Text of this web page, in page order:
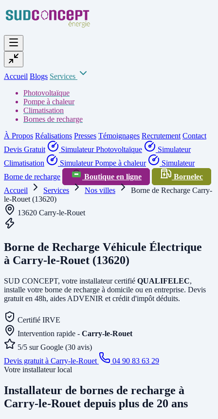
Accueil Blogs Services
Photovoltaïque
Pompe à chaleur
Climatisation
Bornes de recharge
À Propos Réalisations Presses Témoignages Recrutement Contact
Devis Gratuit
Simulateur Photovoltaïque
Simulateur
Climatisation
Simulateur Pompe à chaleur
Simulateur
Borne de recharge
Boutique en ligne
Bornelec
Accueil
Services Nos villes
Borne de Recharge Carry-
le-Rouet (13620)
13620 Carry-le-Rouet
Borne de Recharge Véhicule Électrique
à Carry-le-Rouet (13620)
SUD CONCEPT, votre installateur certifié QUALIFELEC,
installe votre borne de recharge à domicile ou en entreprise. Devis
gratuit en 48h, aides ADVENIR et crédit d'impôt déduits.
Certifié IRVE
Intervention rapide - Carry-le-Rouet
5/5 sur Google (30 avis)
Devis gratuit à Carry-le-Rouet
04 90 83 63 29
Votre installateur local
Installateur de bornes de recharge à
Carry-le-Rouet depuis plus de 20 ans